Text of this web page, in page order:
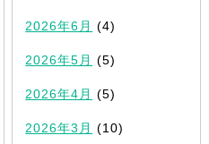
2026年6月 (4)
2026年5月 (5)
2026年4月 (5)
2026年3月 (10)